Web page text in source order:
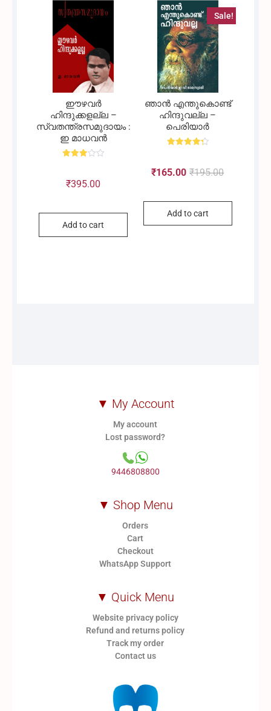
ഈഴവർ
ഹിന്ദുക്കളല്ല –
സ്വതന്ത്രസമുദായം :
ഇ മാധവൻ
out of
5
₹395.00
Add to cart
Sale!
ഞാൻ എന്തുകൊണ്ട്
ഹിന്ദുവല്ല –
പെരിയാർ
out of 5
₹195.00Original
₹165.00 Current
Add to cart
▼ My Account
My account
Lost password?
9446808800
▼ Shop Menu
Orders
Cart
Checkout
WhatsApp Support
▼ Quick Menu
Website privacy policy
Refund and returns policy
Track my order
Contact us